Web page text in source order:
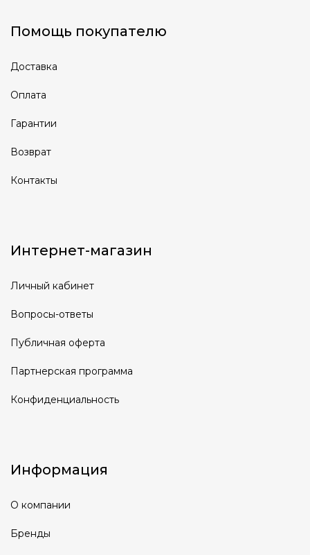
Помощь покупателю
Доставка
Оплата
Гарантии
Возврат
Контакты
Интернет-магазин
Личный кабинет
Вопросы-ответы
Публичная оферта
Партнерская программа
Конфиденциальность
Информация
О компании
Бренды